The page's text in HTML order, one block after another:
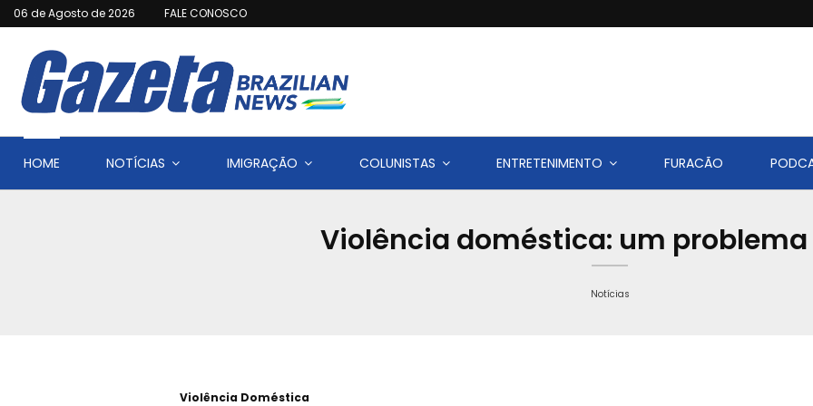
06 de Agosto de 2026 FALE CONOSCO
HOME NOTÍCIAS IMIGRAÇÃO COLUNISTAS ENTRETENIMENTO FURACÃO
Violência doméstica: um
Notícias
Violência Doméstica